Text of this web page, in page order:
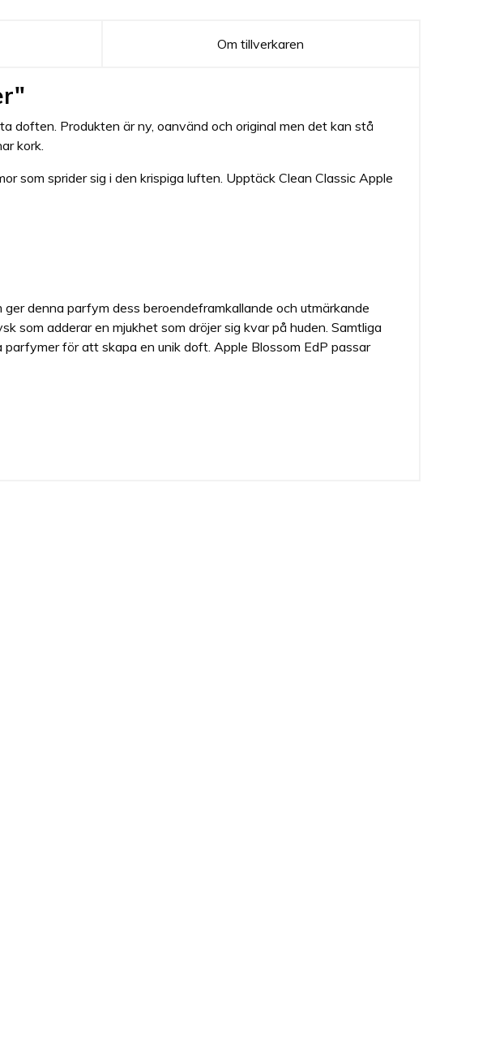
Om tillverkaren
Produkten är ny, oanvänd och original men det kan stå
kork.
som sprider sig i den krispiga luften. Upptäck Clean Classic Apple
denna parfym dess beroendeframkallande och utmärkande
som adderar en mjukhet som dröjer sig kvar på huden. Samtliga
för att skapa en unik doft. Apple Blossom EdP passar